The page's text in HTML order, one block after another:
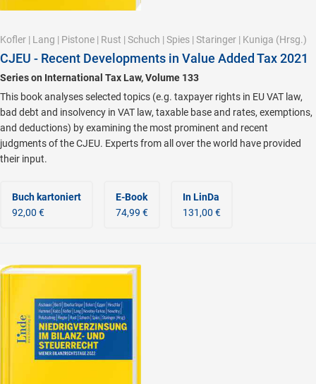
Kofler | Lang | Pistone | Rust | Schuch | Spies | Staringer | Kuniga (Hrsg.)
CJEU - Recent Developments in Value Added Tax 2021
Series on International Tax Law, Volume 133
This book analyses selected topics (e.g. taxpayer rights in EU VAT law,
bad debt and insolvency in VAT law, taxable base and rates, exemptions,
and deductions) by examining the most prominent and recent
judgments of the CJEU. Experts from all over the world have provided
their input.
Buch kartoniert
92,00 €
E-Book
74,99 €
In LinDa
131,00 €